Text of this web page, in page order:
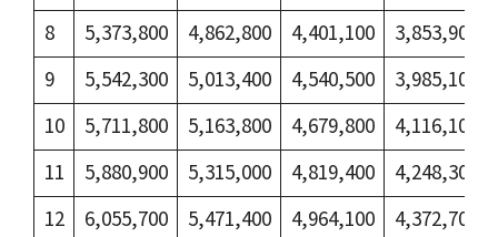
8
5,373,800 4,862,800 4,401,100 3,853,900
9
5,542,300 5,013,400 4,540,500 3,985,100
10
5,711,800 5,163,800 4,679,800 4,116,100
11
5,880,900 5,315,000 4,819,400 4,248,300
12
6,055,700 5,471,400 4,964,100 4,372,700